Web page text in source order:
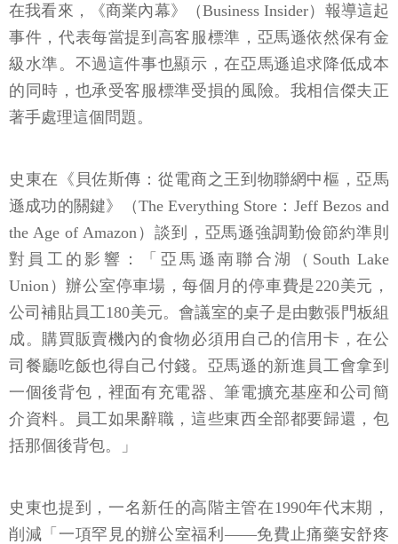
在我看來，《商業內幕》（Business Insider）報導這起
事件，代表每當提到高客服標準，亞馬遜依然保有金
級水準。不過這件事也顯示，在亞馬遜追求降低成本
的同時，也承受客服標準受損的風險。我相信傑夫正
著手處理這個問題。
史東在《貝佐斯傳：從電商之王到物聯網中樞，亞馬
遜成功的關鍵》（The Everything Store：Jeff Bezos and
the Age of Amazon）談到，亞馬遜強調勤儉節約準則
對員工的影響：「亞馬遜南聯合湖（South Lake
Union）辦公室停車場，每個月的停車費是220美元，
公司補貼員工180美元。會議室的桌子是由數張門板組
成。購買販賣機內的食物必須用自己的信用卡，在公
司餐廳吃飯也得自己付錢。亞馬遜的新進員工會拿到
一個後背包，裡面有充電器、筆電擴充基座和公司簡
介資料。員工如果辭職，這些東西全部都要歸還，包
括那個後背包。」
史東也提到，一名新任的高階主管在1990年代末期，
削減「一項罕見的辦公室福利——免費止痛藥安舒疼